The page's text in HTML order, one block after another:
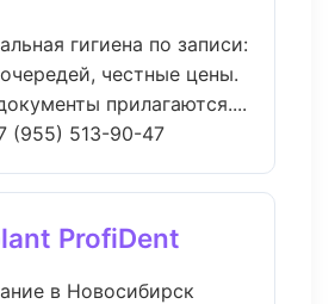
гигиена по записи:
честные цены.
прилагаются....
(955) 513-90-47
ProfiDent
в Новосибирск